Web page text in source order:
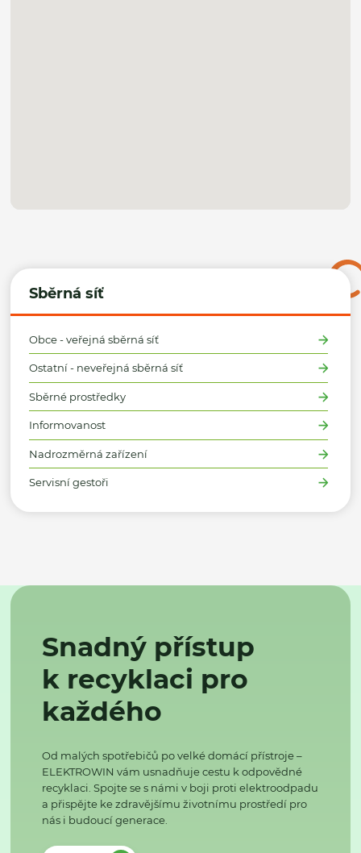
Sběrná síť
Obce - veřejná sběrná síť
Ostatní - neveřejná sběrná síť
Sběrné prostředky
Informovanost
Nadrozměrná zařízení
Servisní gestoři
Snadný přístup
k recyklaci pro
každého
Od malých spotřebičů po velké domácí přístroje –
ELEKTROWIN vám usnadňuje cestu k odpovědné
recyklaci. Spojte se s námi v boji proti elektroodpadu
a přispějte ke zdravějšímu životnímu prostředí pro
nás i budoucí generace.